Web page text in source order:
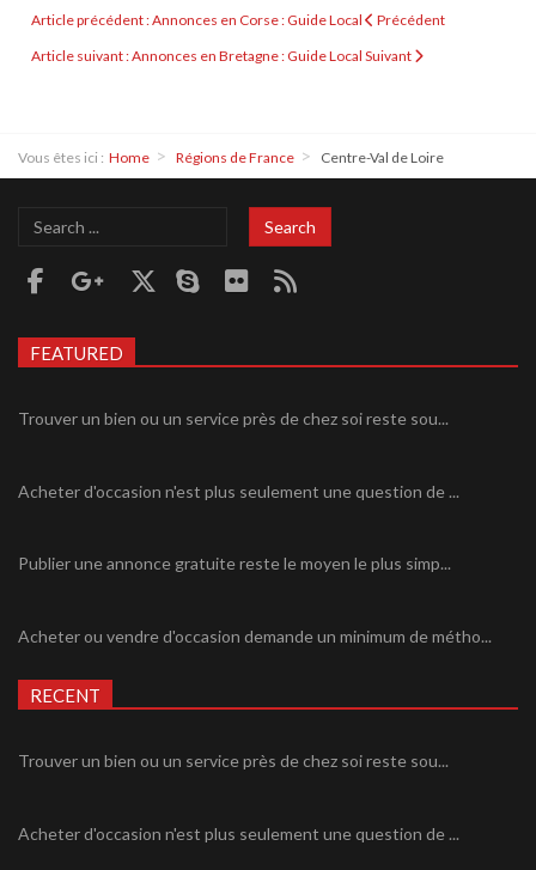
Article précédent : Annonces en Corse : Guide Local
Précédent
Article suivant : Annonces en Bretagne : Guide Local Suivant
Vous êtes ici : Home Régions de France Centre-Val de Loire
Search
Search
FEATURED
Trouver un bien ou un service près de chez soi reste sou...
Acheter d'occasion n'est plus seulement une question de ...
Publier une annonce gratuite reste le moyen le plus simp...
Acheter ou vendre d'occasion demande un minimum de métho...
RECENT
Trouver un bien ou un service près de chez soi reste sou...
Acheter d'occasion n'est plus seulement une question de ...